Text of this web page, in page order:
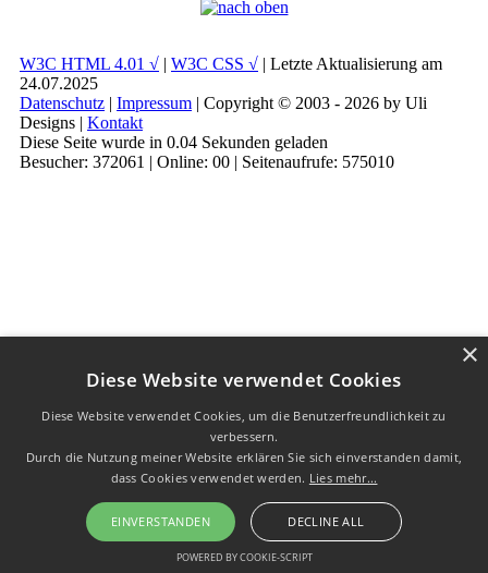
W3C HTML 4.01 √ | W3C CSS √ | Letzte Aktualisierung am
24.07.2025
Datenschutz | Impressum | Copyright © 2003 - 2026 by Uli
Designs | Kontakt
Diese Seite wurde in 0.04 Sekunden geladen
Besucher: 372061 | Online: 00 | Seitenaufrufe: 575010
Diese Website verwendet Cookies
Diese Website verwendet Cookies, um die Benutzerfreundlichkeit zu
verbessern.
Durch die Nutzung meiner Website erklären Sie sich einverstanden damit,
dass Cookies verwendet werden. Lies mehr...
EINVERSTANDEN DECLINE ALL
POWERED BY COOKIE-SCRIPT
×